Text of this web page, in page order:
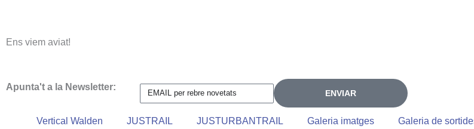
Ens viem aviat!
Apunta't a la Newsletter:
ENVIAR
Vertical Walden JUSTRAIL JUSTURBANTRAIL Galeria imatges Galeria de